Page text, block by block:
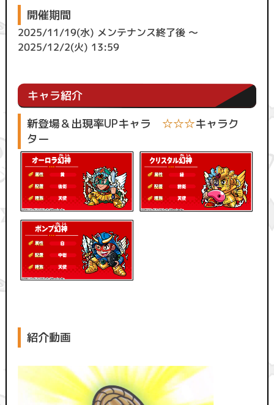
開催期間
2025/11/19(水) メンテナンス終了後 ～
2025/12/2(火) 13:59
キャラ紹介
新登場＆出現率UPキャラ ☆☆☆キャラク
ター
紹介動画